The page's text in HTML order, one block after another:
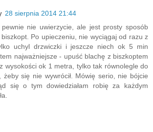
28 sierpnia 2014 21:44
pewnie nie uwierzycie, ale jest prosty sposób
Po upieczeniu, nie wyciągaj od razu z
uchyl drzwiczki i jeszcze niech ok 5 min
najważniejsze - upuść blachę z biszkoptem
wysokości ok 1 metra, tylko tak równolegle do
żeby się nie wywrócił. Mówię serio, nie bójcie
się o tym dowiedziałam robię za każdym